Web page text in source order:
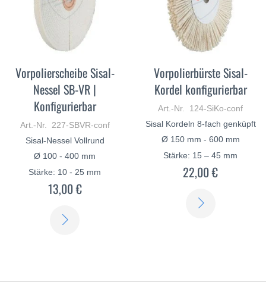
Vorpolierscheibe Sisal-
Nessel SB-VR |
Konfigurierbar
Art.-Nr. 227-SBVR-conf
Sisal-Nessel Vollrund
Ø 100 - 400 mm
Stärke: 10 - 25 mm
13,00 €
Vorpolierbürste Sisal-
Kordel konfigurierbar
Art.-Nr. 124-SiKo-conf
Sisal Kordeln 8-fach genküpft
Ø 150 mm - 600 mm
Stärke: 15 – 45 mm
22,00 €